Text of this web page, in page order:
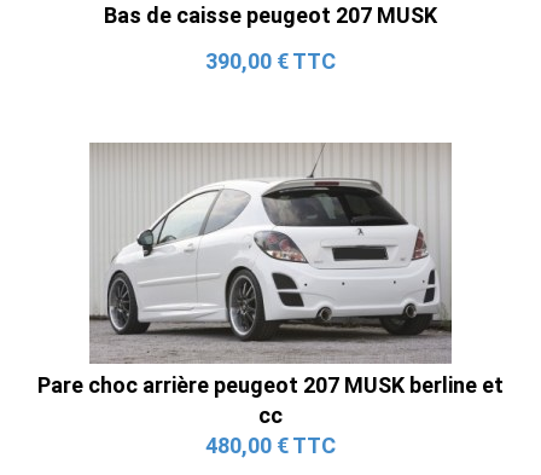
Bas de caisse peugeot 207 MUSK
390,00 € TTC
Pare choc arrière peugeot 207 MUSK berline et
cc
480,00 € TTC